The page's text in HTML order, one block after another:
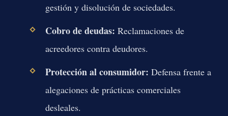
gestión y disolución de sociedades.
Cobro de deudas: Reclamaciones de
acreedores contra deudores.
Protección al consumidor: Defensa frente a
alegaciones de prácticas comerciales
desleales.